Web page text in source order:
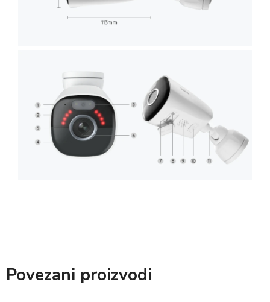
Povezani proizvodi